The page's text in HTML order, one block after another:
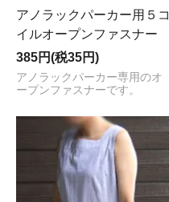
アノラックパーカー用５コ
イルオープンファスナー
385円(税35円)
アノラックパーカー専用のオ
ープンファスナーです。